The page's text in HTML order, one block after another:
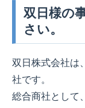
双日様の
さい。
双日株式会社は
社です。
総合商社として